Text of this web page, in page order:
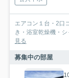
エアコン１台・2口
き・浴室乾燥機・
見る
募集中の部屋